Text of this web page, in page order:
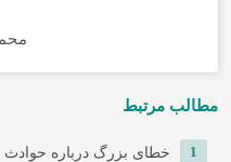
مطالب مرتبط
1 خطای بزرگ درباره حوادث